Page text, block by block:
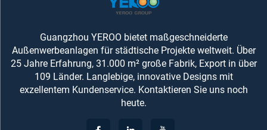
Guangzhou YEROO bietet maßgeschneiderte
Außenwerbeanlagen für städtische Projekte weltweit. Über
25 Jahre Erfahrung, 31.000 m² große Fabrik, Export in über
109 Länder. Langlebige, innovative Designs mit
exzellentem Kundenservice. Kontaktieren Sie uns noch
heute.